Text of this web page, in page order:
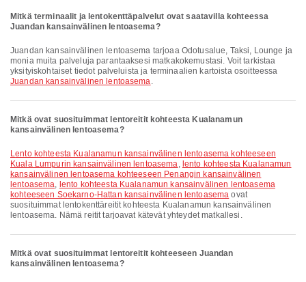
Mitkä terminaalit ja lentokenttäpalvelut ovat saatavilla kohteessa
Juandan kansainvälinen lentoasema?
Juandan kansainvälinen lentoasema tarjoaa Odotusalue, Taksi, Lounge ja
monia muita palveluja parantaaksesi matkakokemustasi. Voit tarkistaa
yksityiskohtaiset tiedot palveluista ja terminaalien kartoista osoitteessa
Juandan kansainvälinen lentoasema.
Mitkä ovat suosituimmat lentoreitit kohteesta Kualanamun
kansainvälinen lentoasema?
lento kohteesta Kualanamun kansainvälinen lentoasema kohteeseen
Kuala Lumpurin kansainvälinen lentoasema, lento kohteesta Kualanamun
kansainvälinen lentoasema kohteeseen Penangin kansainvälinen
lentoasema, lento kohteesta Kualanamun kansainvälinen lentoasema
kohteeseen Soekarno-Hattan kansainvälinen lentoasema ovat
suosituimmat lentokenttäreitit kohteesta Kualanamun kansainvälinen
lentoasema. Nämä reitit tarjoavat kätevät yhteydet matkallesi.
Mitkä ovat suosituimmat lentoreitit kohteeseen Juandan
kansainvälinen lentoasema?